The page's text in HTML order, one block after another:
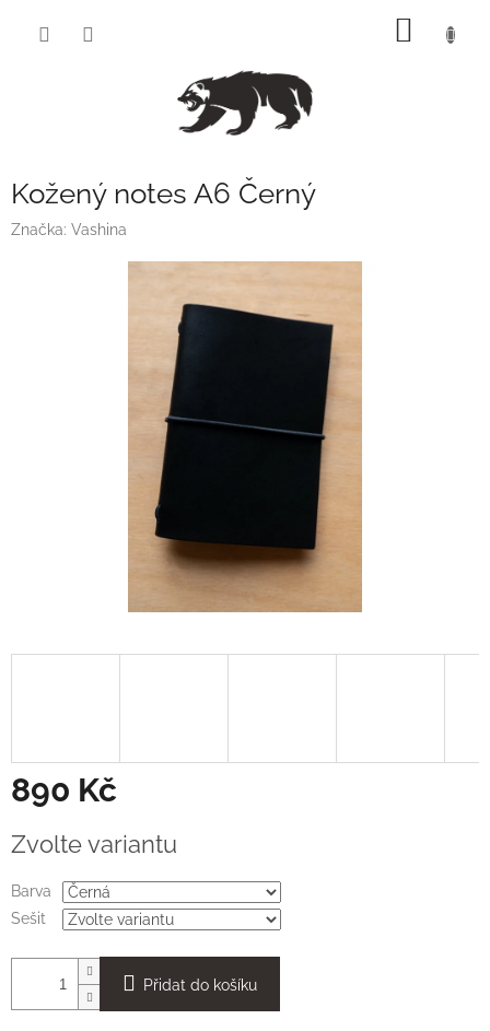
Kožený notes A6 Černý
Značka: Vashina
890 Kč
cena:
Zvolte variantu
Barva
Sešit
Přidat do košíku